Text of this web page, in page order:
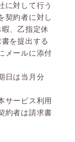
に対して行う
契約者に対し
、乙指定休
を提出する
メールに添付
日は当月分
サービス利用
約者は請求書